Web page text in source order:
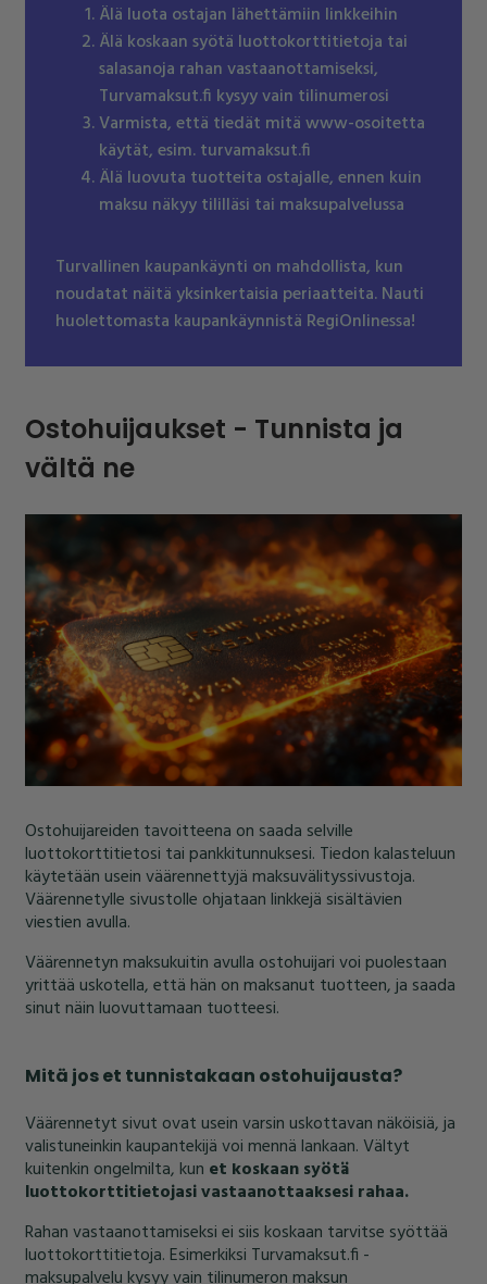
Älä luota ostajan lähettämiin linkkeihin
Älä koskaan syötä luottokorttitietoja tai
salasanoja rahan vastaanottamiseksi,
Turvamaksut.fi kysyy vain tilinumerosi
Varmista, että tiedät mitä www-osoitetta
käytät, esim. turvamaksut.fi
Älä luovuta tuotteita ostajalle, ennen kuin
maksu näkyy tililläsi tai maksupalvelussa
Turvallinen kaupankäynti on mahdollista, kun
noudatat näitä yksinkertaisia periaatteita. Nauti
huolettomasta kaupankäynnistä RegiOnlinessa!
Ostohuijaukset - Tunnista ja
vältä ne
Ostohuijareiden tavoitteena on saada selville
luottokorttitietosi tai pankkitunnuksesi. Tiedon kalasteluun
käytetään usein väärennettyjä maksuvälityssivustoja.
Väärennetylle sivustolle ohjataan linkkejä sisältävien
viestien avulla.
Väärennetyn maksukuitin avulla ostohuijari voi puolestaan
yrittää uskotella, että hän on maksanut tuotteen, ja saada
sinut näin luovuttamaan tuotteesi.
Mitä jos et tunnistakaan ostohuijausta?
Väärennetyt sivut ovat usein varsin uskottavan näköisiä, ja
valistuneinkin kaupantekijä voi mennä lankaan. Vältyt
kuitenkin ongelmilta, kun et koskaan syötä
luottokorttitietojasi vastaanottaaksesi rahaa.
Rahan vastaanottamiseksi ei siis koskaan tarvitse syöttää
luottokorttitietoja. Esimerkiksi Turvamaksut.fi -
maksupalvelu kysyy vain tilinumeron maksun